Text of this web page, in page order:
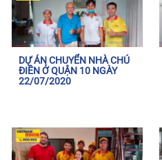
DỰ ÁN CHUYỂN NHÀ CHÚ
ĐIỀN Ở QUẬN 10 NGÀY
22/07/2020